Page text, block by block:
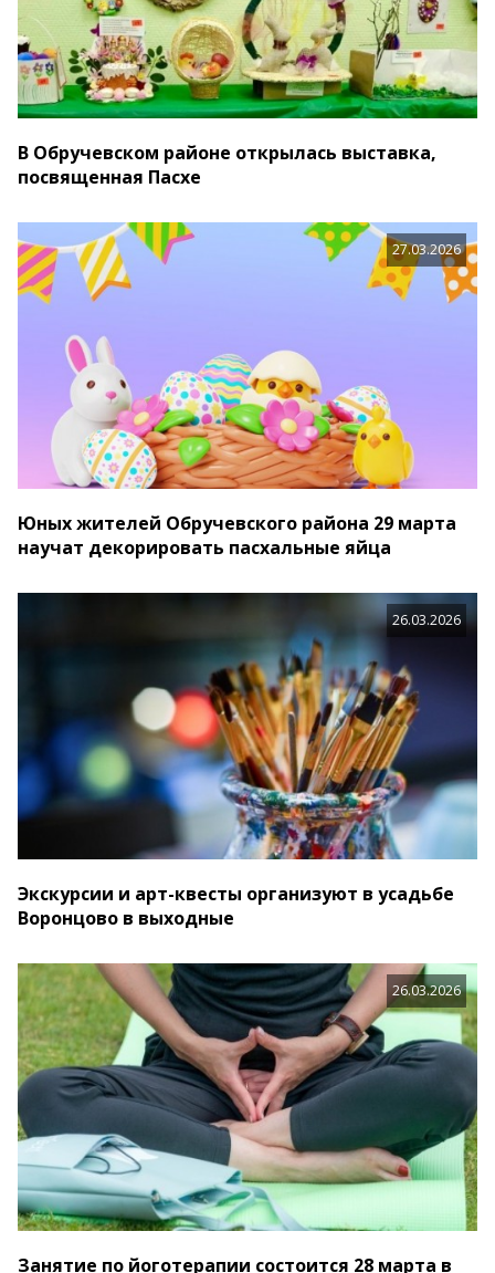
В Обручевском районе открылась выставка,
посвященная Пасхе
27.03.2026
Юных жителей Обручевского района 29 марта
научат декорировать пасхальные яйца
26.03.2026
Экскурсии и арт-квесты организуют в усадьбе
Воронцово в выходные
26.03.2026
Занятие по йоготерапии состоится 28 марта в